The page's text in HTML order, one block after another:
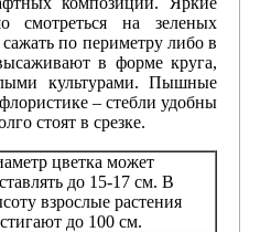
смотреться на зеленых
по периметру либо в
в форме круга,
культурами. Пышные
– стебли удобны
стоят в срезке.
цветка может
до 15-17 см. В
взрослые растения
до 100 см.